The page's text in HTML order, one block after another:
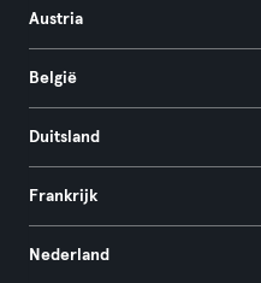
Austria
België
Duitsland
Frankrijk
Nederland